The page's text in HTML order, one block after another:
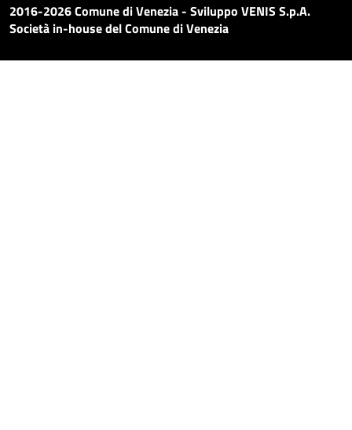
2016-2026 Comune di Venezia - Sviluppo VENIS S.p.A.
Società in-house del Comune di Venezia